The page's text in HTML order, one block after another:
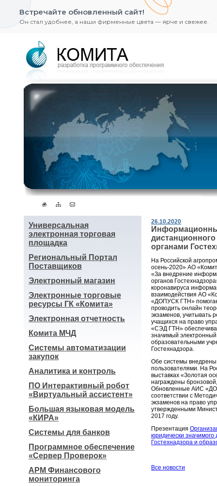
Встречайте обновленный сайт!
Он стал удобнее, а наши фирменные цвета — ярче и свежее.
Универсальная
электронная торговая
площадка
Региональный Портал
Поставщиков
Электронный магазин
Электронные торговые
ресурсы ГК «Комита»
Электронная отчетность
Комита МЧД
Системы автоматизации
закупок
Аналитика и контроль
ПО Интерактивный робот
«Виртуальный ассистент»
Большая языковая модель
«КИРА»
Системы для банков
Программное обеспечение
«Сервер Проверок»
АРМ Финансового
мониторинга
26.10.2020
органами
На Российской
осень-2020» АО
«За внедрение
органов
коронавируса
взаимодействия АО
«ДОПУСК ГТН»
проводить онлайн
экзаменов, учитывать
учащихся на право
«СЭД ГТН»
значимый
образовательными
Гостехнадзора.
Обе системы внедрены
пользователями. На
выставках «Золотая
награждены
Обновленные АИС
соответствии с
экзаменов на право
утвержденными
2017 году.
Презентация
юридически
Гостехнадзора и
Все новости